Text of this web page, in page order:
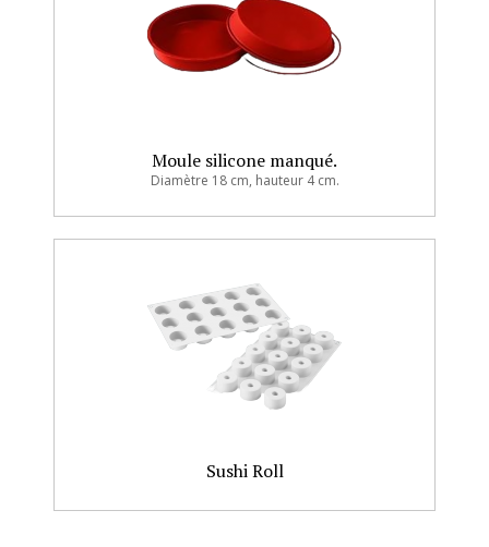
Moule silicone manqué.
Diamètre 18 cm, hauteur 4 cm.
Sushi Roll